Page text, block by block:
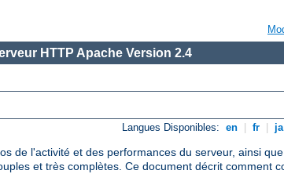
HTTP Apache Version 2.4
Langues Disponibles: en fr ja
de l'activité et des performances du serveur, ainsi
et très complètes. Ce document décrit comment